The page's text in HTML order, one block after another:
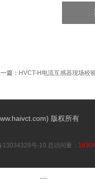
篇： HVCT-H电流互感器现场校
版权所有
13034328号-10 总访问量：